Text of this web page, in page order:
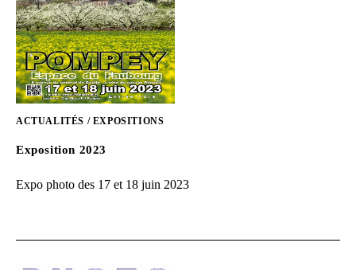
ACTUALITÉS / EXPOSITIONS
Exposition 2023
Expo photo des 17 et 18 juin 2023